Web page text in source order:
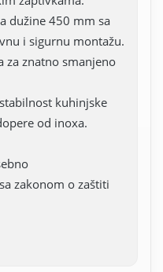
dužine 450 mm sa
i sigurnu montažu.
za znatno smanjeno
kuhinjske
od inoxa.
zakonom o zaštiti